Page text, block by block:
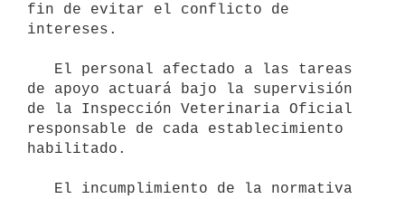
fin de evitar el conflicto de
intereses.
de apoyo actuará bajo la supervisión
de la Inspección Veterinaria Oficial
responsable de cada establecimiento
habilitado.